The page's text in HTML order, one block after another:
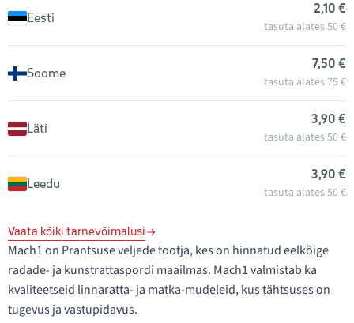
Eesti
2,10 €
tasuta alates 50 €
Soome
7,50 €
tasuta alates 75 €
Läti
3,90 €
tasuta alates 50 €
Leedu
3,90 €
tasuta alates 50 €
Vaata kõiki tarnevõimalusi
Mach1 on Prantsuse veljede tootja, kes on hinnatud eelkõige
radade- ja kunstrattaspordi maailmas. Mach1 valmistab ka
kvaliteetseid linnaratta- ja matka-mudeleid, kus tähtsuses on
tugevus ja vastupidavus.